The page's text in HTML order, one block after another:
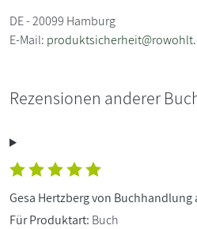
DE - 20099 Hamburg
E-Mail:
Rezensionen anderer
Gesa Hertzberg von
Für Produktart: Buch